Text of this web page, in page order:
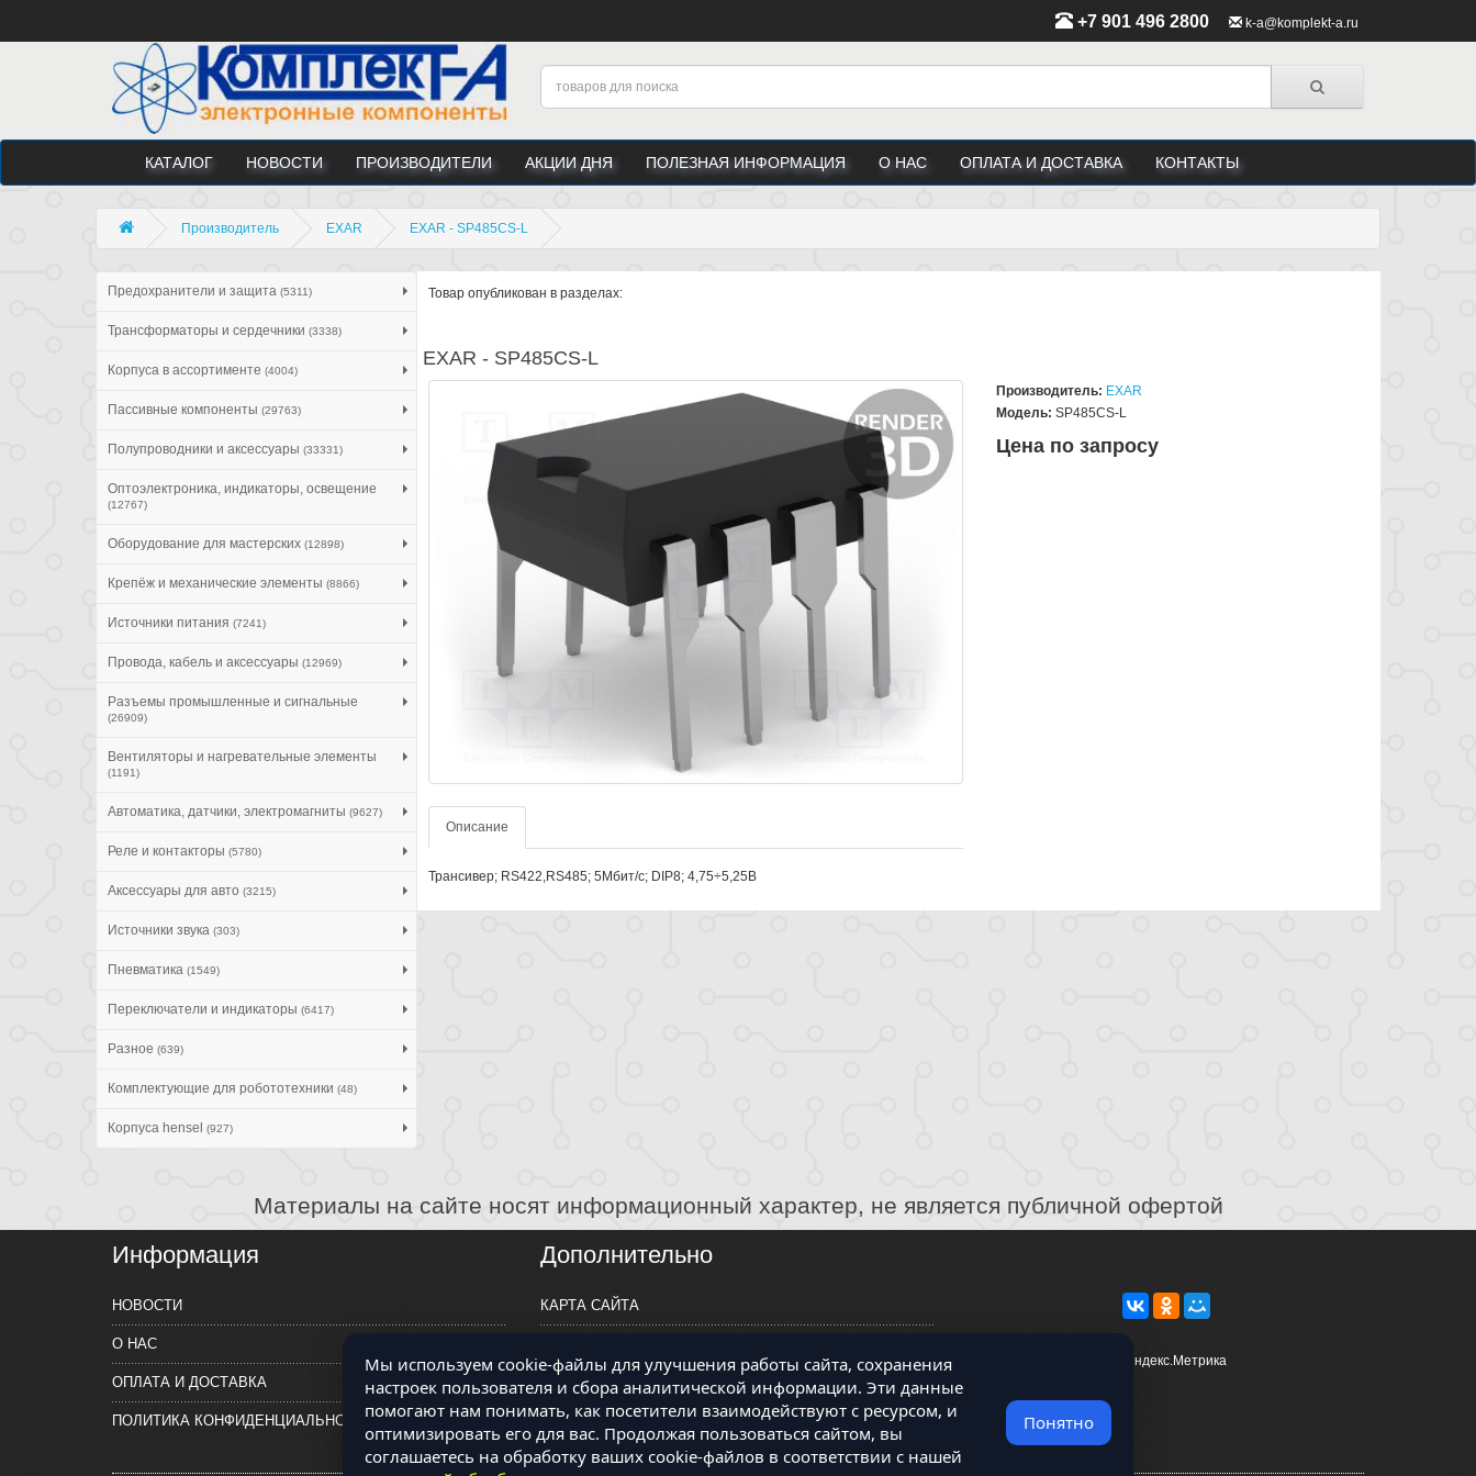
+7 901 496 2800 k-a@komplekt-a.ru
КАТАЛОГ НОВОСТИ ПРОИЗВОДИТЕЛИ АКЦИИ ДНЯ ПОЛЕЗНАЯ ИНФОРМАЦИЯ О НАС ОПЛАТА И ДОСТАВКА КОНТАКТЫ
Производитель EXAR EXAR - SP485CS-L
Предохранители и защита (5311)
Трансформаторы и сердечники (3338)
Корпуса в ассортименте (4004)
Пассивные компоненты (29763)
Полупроводники и аксессуары (33331)
Оптоэлектроника, индикаторы, освещение
(12767)
Оборудование для мастерских (12898)
Крепёж и механические элементы (8866)
Источники питания (7241)
Провода, кабель и аксессуары (12969)
Разъемы промышленные и сигнальные
(26909)
Вентиляторы и нагревательные элементы
(1191)
Автоматика, датчики, электромагниты (9627)
Реле и контакторы (5780)
Аксессуары для авто (3215)
Источники звука (303)
Пневматика (1549)
Переключатели и индикаторы (6417)
Разное (639)
Комплектующие для робототехники (48)
Корпуса hensel (927)
Товар опубликован в разделах:
EXAR - SP485CS-L
Описание
Трансивер; RS422,RS485; 5Мбит/с; DIP8; 4,75÷5,25В
Производитель: EXAR
Модель: SP485CS-L
Цена по запросу
Материалы на сайте носят информационный характер, не является публичной офертой
Информация
НОВОСТИ
О НАС
ОПЛАТА И ДОСТАВКА
ПОЛИТИКА КОНФИДЕНЦИАЛЬНОСТИ
Дополнительно
КАРТА САЙТА
КОНТАКТЫ
Мы используем cookie-файлы для улучшения работы сайта, сохранения
настроек пользователя и сбора аналитической информации. Эти данные
помогают нам понимать, как посетители взаимодействуют с ресурсом, и
оптимизировать его для вас. Продолжая пользоваться сайтом, вы
соглашаетесь на обработку ваших cookie-файлов в соответствии с нашей
Понятно